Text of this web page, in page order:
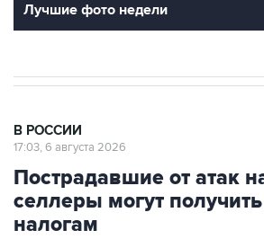
Лучшие фото недели
В РОССИИ
17:03, 6 августа 2026
Пострадавшие от атак
селлеры могут
налогам